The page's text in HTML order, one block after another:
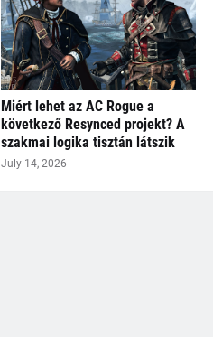
Miért lehet az AC Rogue a
következő Resynced projekt? A
szakmai logika tisztán látszik
July 14, 2026